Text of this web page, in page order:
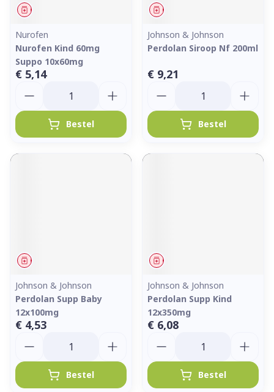
Geneesmiddel
Nurofen
Nurofen Kind 60mg
Suppo 10x60mg
€ 5,14
Bestel
Geneesmiddel
Johnson & Johnson
Perdolan Siroop Nf 200ml
€ 9,21
Bestel
Geneesmiddel
Johnson & Johnson
Perdolan Supp Baby
12x100mg
€ 4,53
Bestel
Geneesmiddel
Johnson & Johnson
Perdolan Supp Kind
12x350mg
€ 6,08
Bestel